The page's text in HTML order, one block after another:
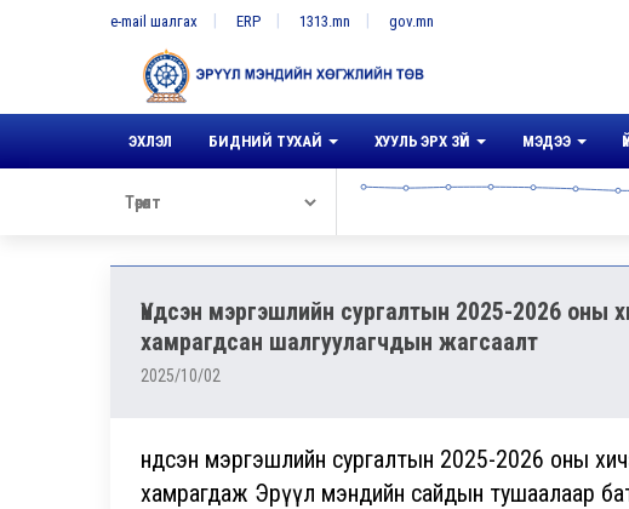
e-mail шалгах ERP 1313.mn gov.mn
ЭХЛЭЛ БИДНИЙ ТУХАЙ ХУУЛЬ ЭРХ ЗҮЙ МЭДЭЭ
Үндсэн мэргэшлийн сургалтын 2025-2026
хамрагдсан шалгуулагчдын жагсаалт
2025/10/02
Үндсэн мэргэшлийн сургалтын 2025-2026 оны
хамрагдаж Эрүүл мэндийн сайдын тушаалаар